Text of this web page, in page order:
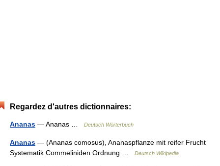
Regardez d'autres dictionnaires:
Ananas — Ananas … Deutsch Wörterbuch
Ananas — (Ananas comosus), Ananaspflanze mit reifer Frucht
Systematik Commeliniden Ordnung …
Deutsch Wikipedia